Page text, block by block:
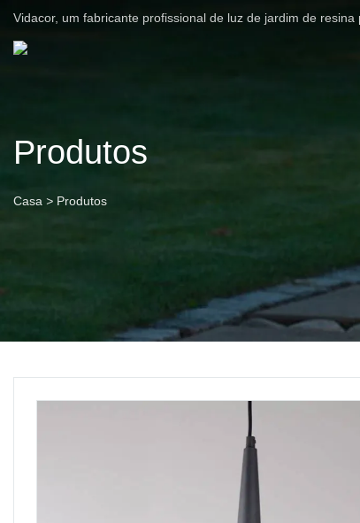
Vidacor, um fabricante profissional de luz de jardim de
Produtos
Casa > Produtos